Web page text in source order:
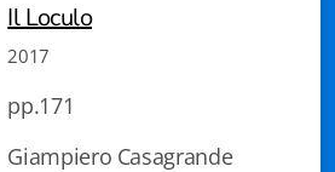
Il Loculo
2017
pp.171
Giampiero Casagrande